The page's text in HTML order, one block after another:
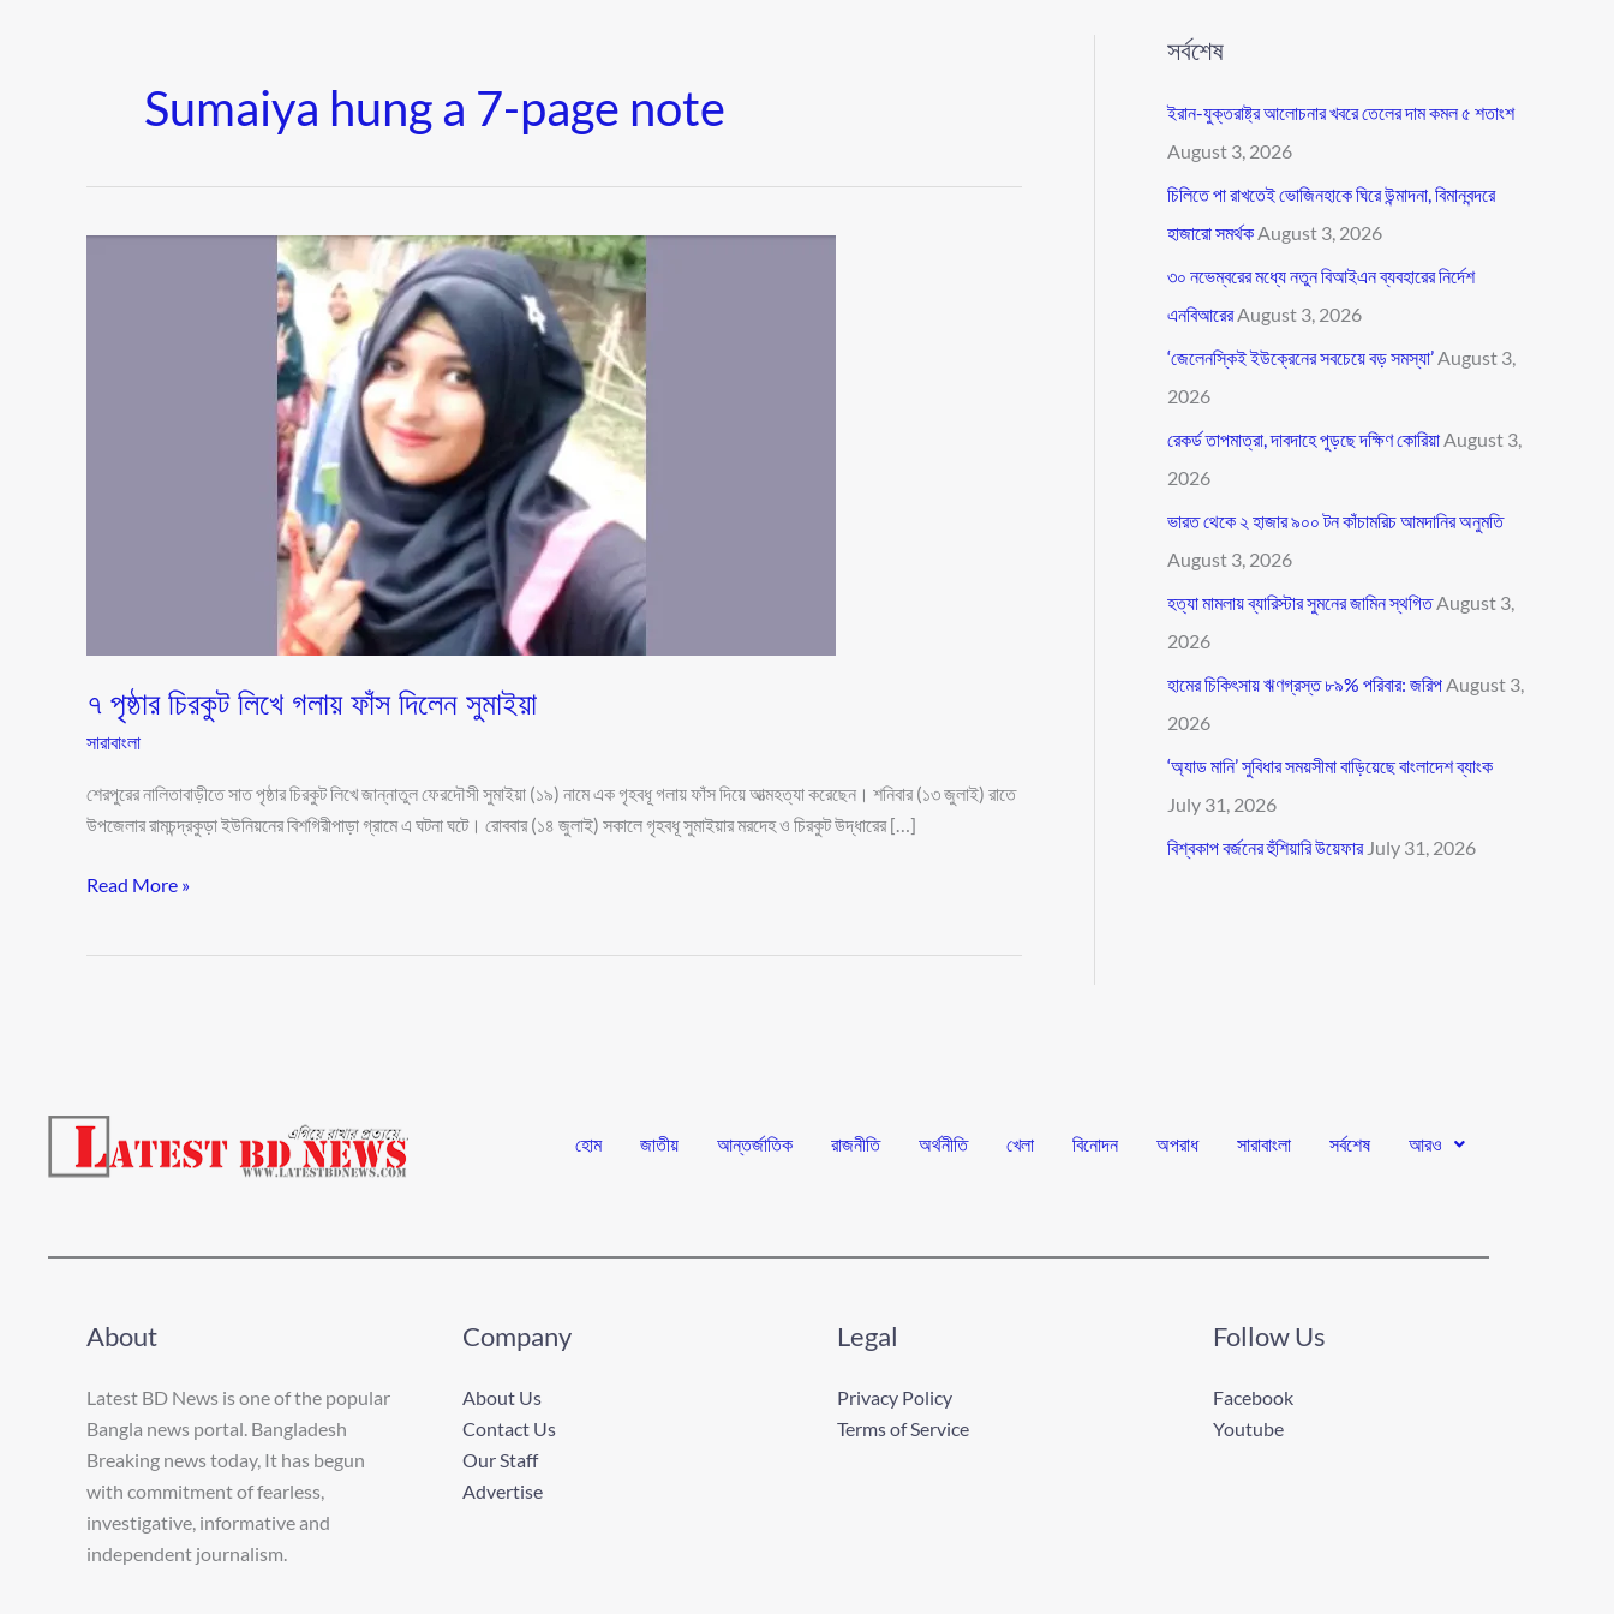
Sumaiya hung a 7-page note
৭ পৃষ্ঠার চিরকুট লিখে গলায় ফাঁস দিলেন সুমাইয়া
সারাবাংলা
শেরপুরের নালিতাবাড়ীতে সাত পৃষ্ঠার চিরকুট লিখে জান্নাতুল ফেরদৌসী সুমাইয়া (১৯) নামে এক গৃহবধূ গলায় ফাঁস দিয়ে আত্মহত্যা করেছেন। শনিবার (১৩ জুলাই) রাতে
উপজেলার রামচন্দ্রকুড়া ইউনিয়নের বিশগিরীপাড়া গ্রামে এ ঘটনা ঘটে। রোববার (১৪ জুলাই) সকালে গৃহবধূ সুমাইয়ার মরদেহ ও চিরকুট উদ্ধারের […]
Read More »
সর্বশেষ
ইরান-যুক্তরাষ্ট্র আলোচনার খবরে তেলের দাম কমল ৫ শতাংশ
August 3, 2026
চিলিতে পা রাখতেই ভোজিনহাকে ঘিরে উন্মাদনা, বিমানবন্দরে
হাজারো সমর্থক August 3, 2026
৩০ নভেম্বরের মধ্যে নতুন বিআইএন ব্যবহারের নির্দেশ
এনবিআরের August 3, 2026
‘জেলেনস্কিই ইউক্রেনের সবচেয়ে বড় সমস্যা’ August 3,
2026
রেকর্ড তাপমাত্রা, দাবদাহে পুড়ছে দক্ষিণ কোরিয়া August 3,
2026
ভারত থেকে ২ হাজার ৯০০ টন কাঁচামরিচ আমদানির অনুমতি
August 3, 2026
হত্যা মামলায় ব্যারিস্টার সুমনের জামিন স্থগিত August 3,
2026
হামের চিকিৎসায় ঋণগ্রস্ত ৮৯% পরিবার: জরিপ August 3,
2026
‘অ্যাড মানি’ সুবিধার সময়সীমা বাড়িয়েছে বাংলাদেশ ব্যাংক
July 31, 2026
বিশ্বকাপ বর্জনের হুঁশিয়ারি উয়েফার July 31, 2026
হোম জাতীয় আন্তর্জাতিক রাজনীতি অর্থনীতি খেলা বিনোদন অপরাধ সারাবাংলা সর্বশেষ আরও
About
Latest BD News is one of the popular
Bangla news portal. Bangladesh
Breaking news today, It has begun
with commitment of fearless,
investigative, informative and
independent journalism.
Company
About Us
Contact Us
Our Staff
Advertise
Legal
Privacy Policy
Terms of Service
Follow Us
Facebook
Youtube